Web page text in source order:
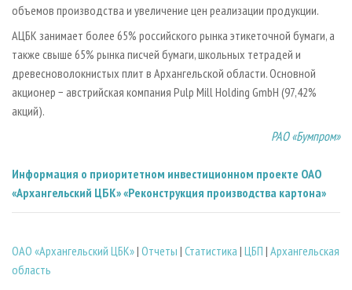
БИОЭНЕРГЕТИКА
ЦБП
ИНСТРУМЕНТ И МАТЕРИАЛЫ
RUSSIAN FORESTRY REVIEW
ГАЗЕТА ЛЕСПРОМФОРУМ
БИБЛИОТЕКА СПЕЦИАЛИСТА
объемов производства и увеличение цен реализации продукции.
АЦБК занимает более 65% российского рынка этикеточной бумаги, а
также свыше 65% рынка писчей бумаги, школьных тетрадей и
древесноволокнистых плит в Архангельской области. Основной
акционер − австрийская компания Pulp Mill Holding GmbH (97,42%
акций).
РАО «Бумпром»
Информация о приоритетном инвестиционном проекте ОАО
«Архангельский ЦБК» «Реконструкция производства картона»
ОАО «Архангельский ЦБК»| Отчеты | Статистика | ЦБП | Архангельская
область